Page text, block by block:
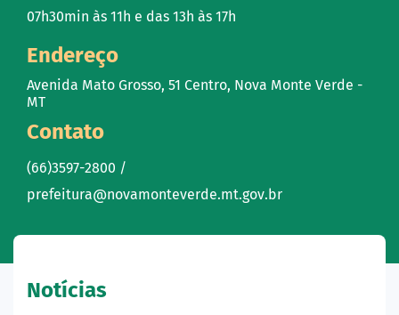
07h30min às 11h e das 13h às 17h
Endereço
Avenida Mato Grosso, 51 Centro, Nova Monte Verde -
MT
Contato
(66)3597-2800 /
prefeitura@novamonteverde.mt.gov.br
Notícias